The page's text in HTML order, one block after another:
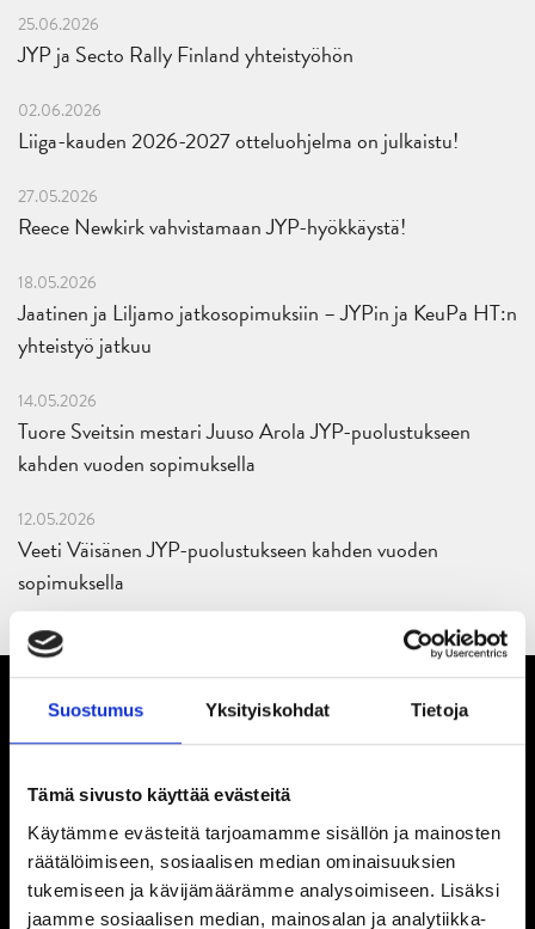
Suostumus Yksityiskohdat Tietoja
Tämä sivusto käyttää evästeitä
Käytämme evästeitä tarjoamamme sisällön ja mainosten
räätälöimiseen, sosiaalisen median ominaisuuksien
tukemiseen ja kävijämäärämme analysoimiseen. Lisäksi
jaamme sosiaalisen median, mainosalan ja analytiikka-
25.06.2026
JYP ja Secto Rally Finland yhteistyöhön
02.06.2026
Liiga-kauden 2026-2027 otteluohjelma on julkaistu!
27.05.2026
Reece Newkirk vahvistamaan JYP-hyökkäystä!
18.05.2026
Jaatinen ja Liljamo jatkosopimuksiin – JYPin ja KeuPa HT:n
yhteistyö jatkuu
14.05.2026
Tuore Sveitsin mestari Juuso Arola JYP-puolustukseen
kahden vuoden sopimuksella
12.05.2026
Veeti Väisänen JYP-puolustukseen kahden vuoden
sopimuksella